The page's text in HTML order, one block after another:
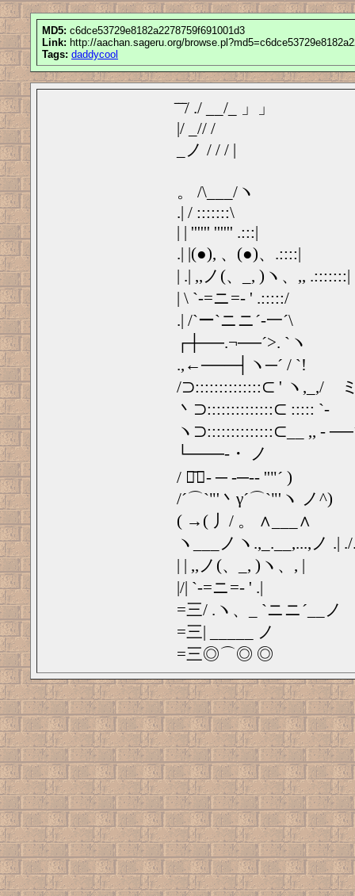
MD5: c6dce53729e8182a2278759f691001d3
Link: http://aachan.sageru.org/
Tags: daddycool
̄ ̄ ̄/ ./ __/_ 」」
|/ _// /
_ノ / / / |
。 /\___/ヽ
.| / :::::::\
| | '''''' '''''' .:::|
.| |(●), 、(●)、.::::|
| .| ,,ノ(、_, )ヽ、,, .:::::::|
| \ `-=ニ=- ' .:::::/
.| /`ー`ニニ´-一´\
┌┼──.¬──´>. `ヽ
.,←───┤ヽ─´ / `!
/⊃::::::::::::::⊂ ' ヽ,_,/ゞ
丶⊃::::::::::::::⊂ ::::: `-ゝ
ヽ⊃::::::::::::::⊂__ ,, -
└───-・ ノ
/ ゙̄ー- ─ -─-‐ ''"´ )
/´⌒`"'丶γ´⌒`"'ヽ ノ^)
( →( 丿/ 。 ∧___∧
ヽ___ノヽ.,_.__,...,ノ .|
| | ,,ノ(、_, )ヽ、, |
|/| `-=ニ=- ' .|
=三/ .ヽ、_ `ニニ´__ノ
=三| _____ ノ
=三◎⌒◎ ◎